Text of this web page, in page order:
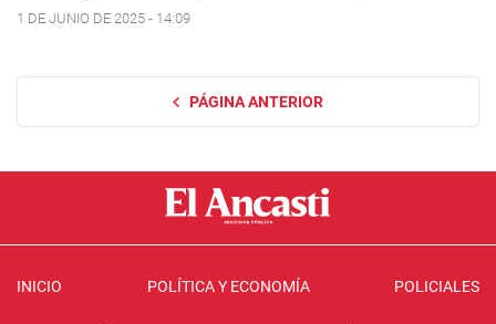
1 DE JUNIO DE 2025 - 14:09
PÁGINA ANTERIOR
INICIO POLÍTICA Y ECONOMÍA POLICIALES